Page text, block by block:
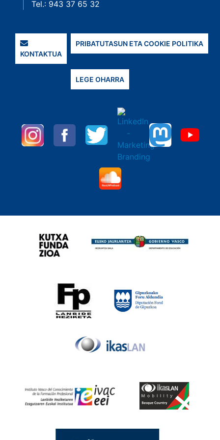
Tel.: 943 37 65 32
KONTAKTUA
PRIBATUTASUN ETA COOKIE POLITIKA
LEGE OHARRA